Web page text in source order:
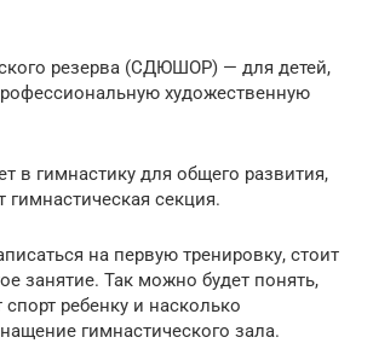
резерва (СДЮШОР) — для детей,
художественную
в гимнастику для общего развития,
гимнастическая секция.
на первую тренировку, стоит
занятие. Так можно будет понять,
спорт ребенку и насколько
гимнастического зала.